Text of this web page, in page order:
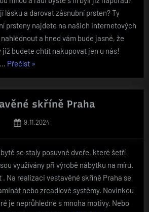
lásku a darovat zásnubní prsten? Ty
prsteny najdete na našich internetových
a hned vám bude jasné, že
již budete chtít nakupovat jen u nás!
Přečíst„Šperky
pro
vás“
»
skříně Praha
Posted
9.11.2024
se staly posuvné dveře, které šetří
využívány při výrobě nábytku na míru.
Na realizaci vestavěné skříně Praha se
nebo zrcadlové systémy. Novinkou
je neprůhledné s mnoha motivy. Nebo